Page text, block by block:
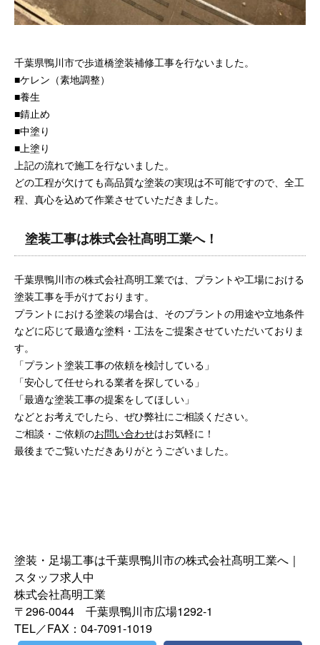
千葉県鴨川市で歩道橋塗装補修工事を行ないました。
■ケレン（素地調整）
■養生
■錆止め
■中塗り
■上塗り
上記の流れで施工を行ないました。
どの工程が欠けても高品質な塗装の実現は不可能ですので、全工
程、真心を込めて作業させていただきました。
塗装工事は株式会社髙明工業へ！
千葉県鴨川市の株式会社髙明工業では、プラントや工場における
塗装工事を手がけております。
プラントにおける塗装の場合は、そのプラントの用途や立地条件
などに応じて最適な塗料・工法をご提案させていただいておりま
す。
「プラント塗装工事の依頼を検討している」
「安心して任せられる業者を探している」
「最適な塗装工事の提案をしてほしい」
などとお考えでしたら、ぜひ弊社にご相談ください。
ご相談・ご依頼のお問い合わせはお気軽に！
最後までご覧いただきありがとうございました。
塗装・足場工事は千葉県鴨川市の株式会社髙明工業へ｜
スタッフ求人中
株式会社髙明工業
〒296-0044 千葉県鴨川市広場1292-1
TEL／FAX：04-7091-1019